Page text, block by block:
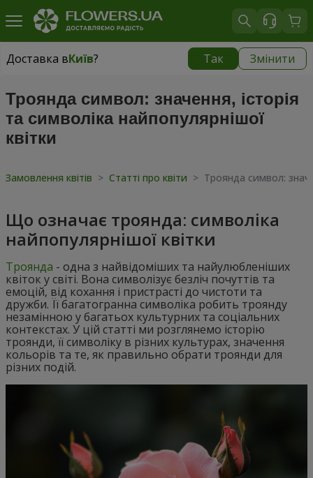
Доставка вКиїв? Так Змінити
Доставка вКиїв
Троянда символ: значення, історія
та символіка найпопулярнішої
квітки
Замовлення квітів > Статті про квіти > Троянда символ:
Що означає троянда: символіка
найпопулярнішої квітки
Троянда - одна з найвідоміших та найулюбленіших
квіток у світі. Вона символізує безліч почуттів та
емоцій, від кохання і пристрасті до чистоти та
дружби. Її багатогранна символіка робить троянду
незамінною у багатьох культурних та соціальних
контекстах. У цій статті ми розглянемо історію
троянди, її символіку в різних культурах, значення
кольорів та те, як правильно обрати троянди для
різних подій.